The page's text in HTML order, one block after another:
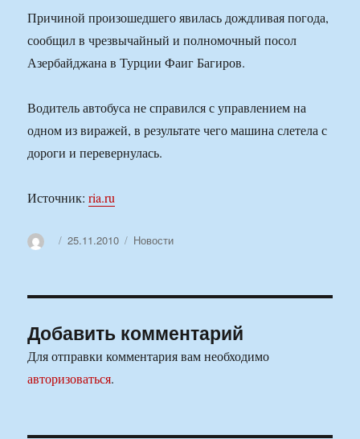
Причиной произошедшего явилась дождливая погода,
сообщил в чрезвычайный и полномочный посол
Азербайджана в Турции Фаиг Багиров.
Водитель автобуса не справился с управлением на
одном из виражей, в результате чего машина слетела с
дороги и перевернулась.
Источник:ria.ru
АвторОпубликовано
25.11.2010 Рубрики
Новости
Добавить комментарий
Для отправки комментария вам необходимо
авторизоваться.